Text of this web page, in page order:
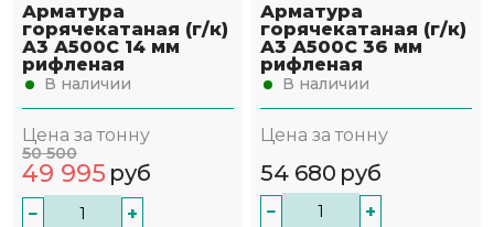
Арматура
горячекатаная (г/к)
А3 А500С 14 мм
рифленая
В наличии
Цена за тонну
50 500
49 995 руб
− +
Арматура
горячекатаная (г/к)
А3 А500С 36 мм
рифленая
В наличии
Цена за тонну
54 680 руб
− +